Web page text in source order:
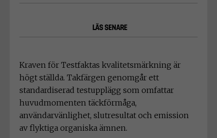
LÄS SENARE
Kraven för Testfaktas kvalitetsmärkning är
högt ställda. Takfärgen genomgår ett
standardiserad testupplägg som omfattar
huvudmomenten täckförmåga,
användarvänlighet, slutresultat och emission
av flyktiga organiska ämnen.